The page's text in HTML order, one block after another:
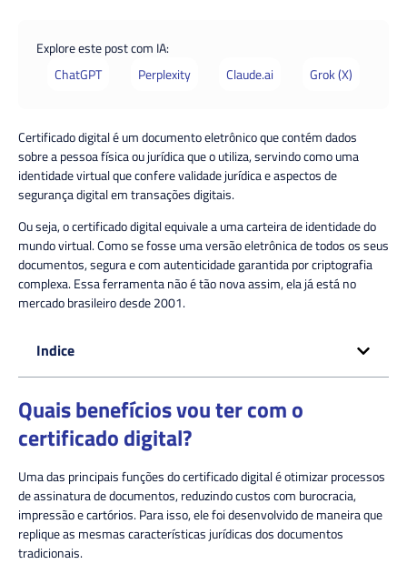
Explore este post com IA:
ChatGPT
Perplexity Claude.ai Grok (X)
Certificado digital é um documento eletrônico quecontémdados
sobre a pessoa física ou jurídica que o utiliza, servindo como uma
identidade virtual que confere validade jurídica e aspectos de
segurança digital em transações digitais.
Ou seja, o certificado digitalequivalea uma carteira de identidade do
mundo virtual. Como se fosse uma versão eletrônica de todos os seus
documentos, segura e com autenticidade garantida por criptografia
complexa. Essa ferramenta não é tão nova assim, ela já está no
mercado brasileiro desde 2001.
Indice
Quais benefícios vou ter com o
certificado digital?
Uma das principaisfunções do certificado digital é otimizar processos
de assinatura de documentos, reduzindo custos com burocracia,
impressão e cartórios. Para isso, ele foi desenvolvido de maneira que
replique as mesmas características jurídicas dos documentos
tradicionais.